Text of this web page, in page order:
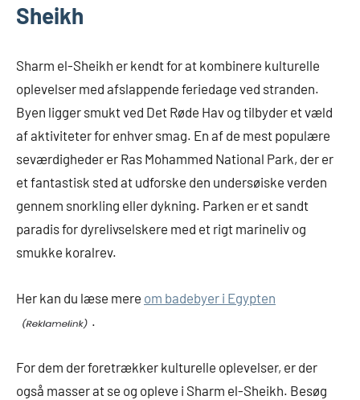
Sheikh
Sharm el-Sheikh er kendt for at kombinere kulturelle
oplevelser med afslappende feriedage ved stranden.
Byen ligger smukt ved Det Røde Hav og tilbyder et væld
af aktiviteter for enhver smag. En af de mest populære
seværdigheder er Ras Mohammed National Park, der er
et fantastisk sted at udforske den undersøiske verden
gennem snorkling eller dykning. Parken er et sandt
paradis for dyrelivselskere med et rigt marineliv og
smukke koralrev.
Her kan du læse mere om badebyer i Egypten
.
For dem der foretrækker kulturelle oplevelser, er der
også masser at se og opleve i Sharm el-Sheikh. Besøg